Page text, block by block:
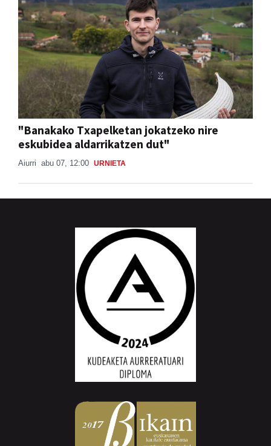
"Banakako Txapelketan jokatzeko nire
eskubidea aldarrikatzen dut"
Aiurri abu 07, 12:00 URNIETA